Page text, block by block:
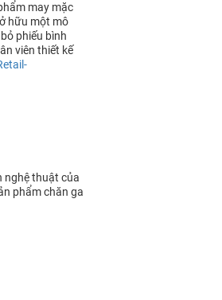
may mặc
hữu một mô
phiếu bình
viên thiết kế
nghệ thuật của
phẩm chăn ga